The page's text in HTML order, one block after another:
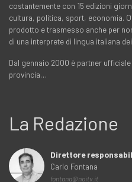
costantemente con 15 edizioni
cultura, politica, sport, economia.
prodotto e trasmesso anche per
di una interprete di lingua italiana
Dal gennaio 2000 è partner
provincia…
La Redazione
Direttore
Carlo Fontana
fontana@noitv.it